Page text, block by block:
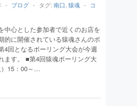
- ブログ - タグ:南口, 猿魂 - コ
中心とした参加者で近くのお店を
的に開催されている猿魂さんのボ
4回となるボーリング大会が今週
ます。 ■第4回猿魂ボーリング大
15：00～…